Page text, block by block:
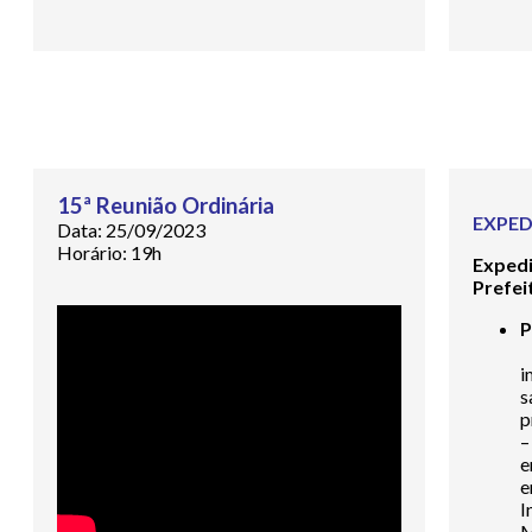
15ª Reunião Ordinária
Data: 25/09/2023
Horário: 19h